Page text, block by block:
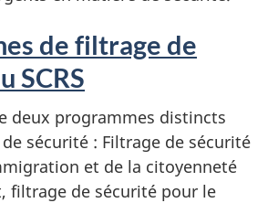
de filtrage de
SCRS
deux programmes distincts
sécurité : Filtrage de sécurité
et de la citoyenneté
filtrage de sécurité pour le